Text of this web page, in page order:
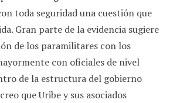
toda seguridad una cuestión que
Gran parte de la evidencia sugiere
de los paramilitares con los
con oficiales de nivel
de la estructura del gobierno
que Uribe y sus asociados